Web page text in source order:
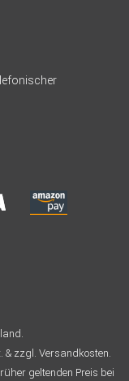
& zzgl. Versandkosten.
geltenden Preis bei